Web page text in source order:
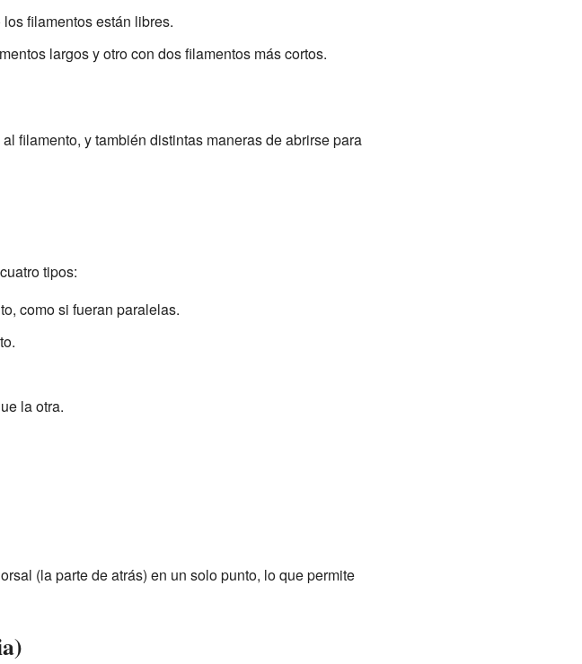
filamentos están libres.
largos y otro con dos filamentos más cortos.
filamento, y también distintas maneras de abrirse para
tipos:
como si fueran paralelas.
la otra.
(la parte de atrás) en un solo punto, lo que permite